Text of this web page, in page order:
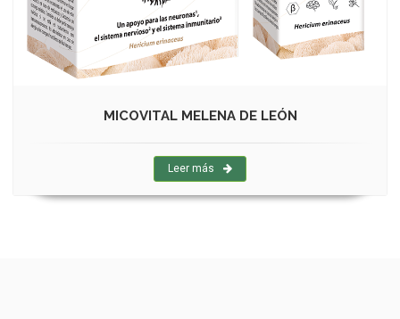
MICOVITAL MELENA DE LEÓN
Leer más